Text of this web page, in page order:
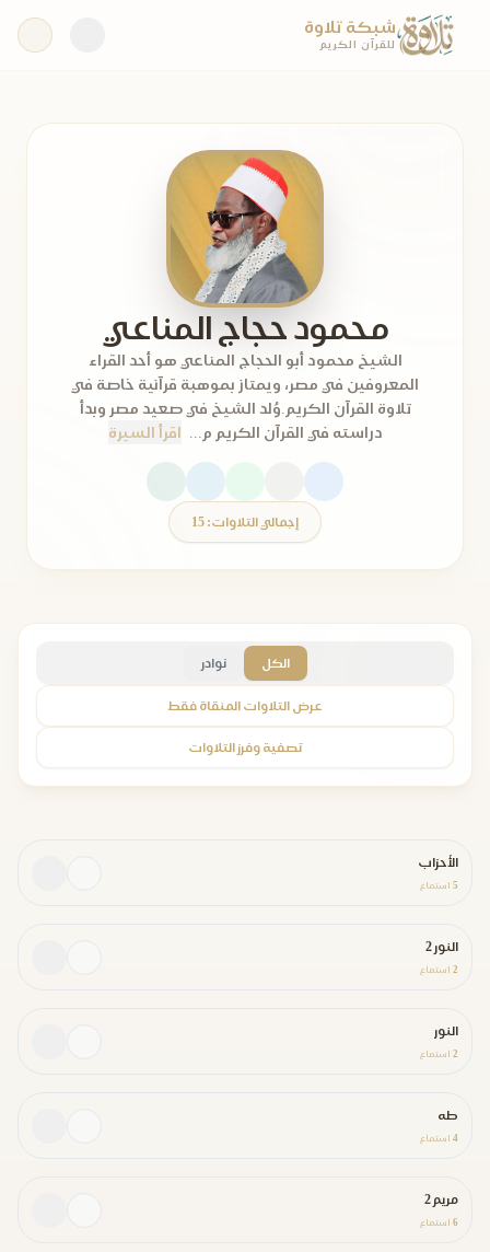
شبكة تلاوة
للقرآن الكريم
محمود حجاج المناعي
الشيخ محمود أبو الحجاج المناعي هو أحد القراء
المعروفين في مصر، ويمتاز بموهبة قرآنية خاصة في
تلاوة القرآن الكريم.وُلد الشيخ في صعيد مصر وبدأ
دراسته في القرآن الكريم م...
اقرأ السيرة
إجمالي التلاوات: 15
الكل نوادر
عرض التلاوات المنقاة فقط
تصفية وفرز التلاوات
الأحزاب
5 استماع
النور 2
2 استماع
النور
2 استماع
طه
4 استماع
مريم 2
6 استماع